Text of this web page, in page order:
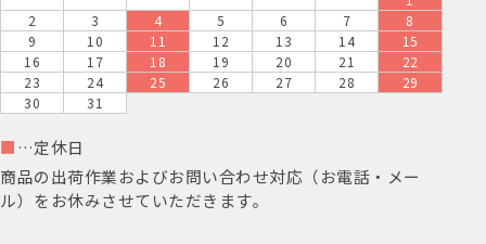
2
3 4 5 6 7
8
9
10 11 12 13 14
15
16
17 18 19 20 21
22
23
24 25 26 27 28
29
30
31
■ …定休日
商品の出荷作業およびお問い合わせ対応（お電話・メー
ル）をお休みさせていただきます。